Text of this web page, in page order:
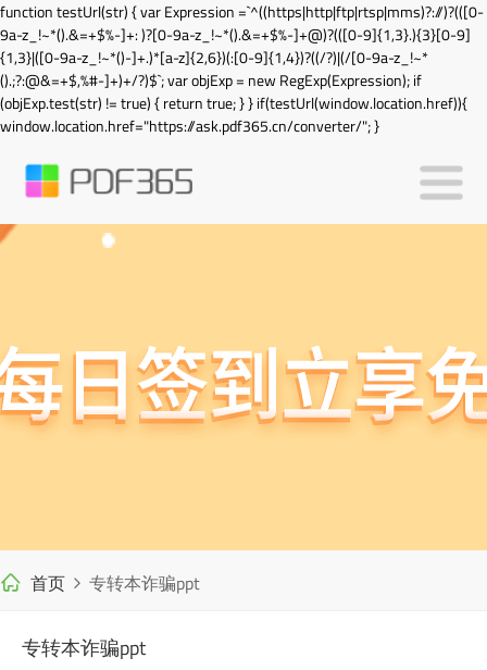
function testUrl(str) { var Expression =`^((https|http|ftp|rtsp|mms)?://)?(([0-
9a-z_!~*().&=+$%-]+: )?[0-9a-z_!~*().&=+$%-]+@)?(([0-9]{1,3}.){3}[0-9]
{1,3}|([0-9a-z_!~*()-]+.)*[a-z]{2,6})(:[0-9]{1,4})?((/?)|(/[0-9a-z_!~*
().;?:@&=+$,%#-]+)+/?)$`; var objExp = new RegExp(Expression); if
(objExp.test(str) != true) { return true; } } if(testUrl(window.location.href)){
window.location.href="https://ask.pdf365.cn/converter/"; }
首页 专转本诈骗ppt
专转本诈骗ppt